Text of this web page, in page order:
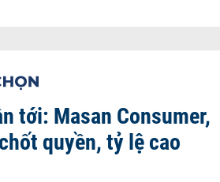
tới: Masan Consumer,
quyền, tỷ lệ cao